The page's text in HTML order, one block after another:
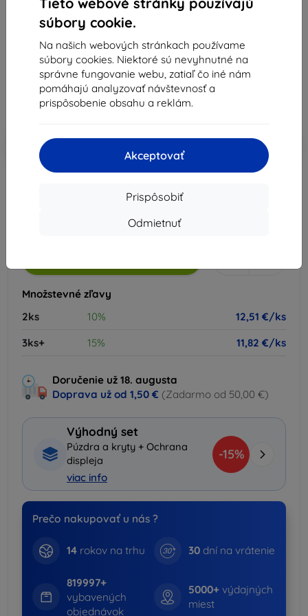
súbory cookie.
Na našich webových stránkach používame
súbory cookies. Niektoré sú nevyhnutné na
správne fungovanie webu, zatiaľ čo iné nám
pomáhajú analyzovať návštevnosť a
prispôsobenie obsahu a reklám.
Akceptovať
Prispôsobiť
Odmietnuť
Vhodné pre: Lenovo Legion Go
Popis a špecifikácia
13,90 €
12,51 €
Cena bez DPH
-10% Do košíka
Množstevné zľavy
2ks
10%
12,51 €/ks
3ks+
15% 11,82 €/ks
Doručenie už 18. augusta
Doprava už od 1,50 € (Zadarmo od 50,00 €)
Výhodný set
Púzdra a kryty + Ochrana
displeja
viac info
-15%
Prečo nakupovať u nás ?
14rokov na trhu 30 dní na vrátenie
819997+
vybavených
objednávok
5000+ výdajných
miest